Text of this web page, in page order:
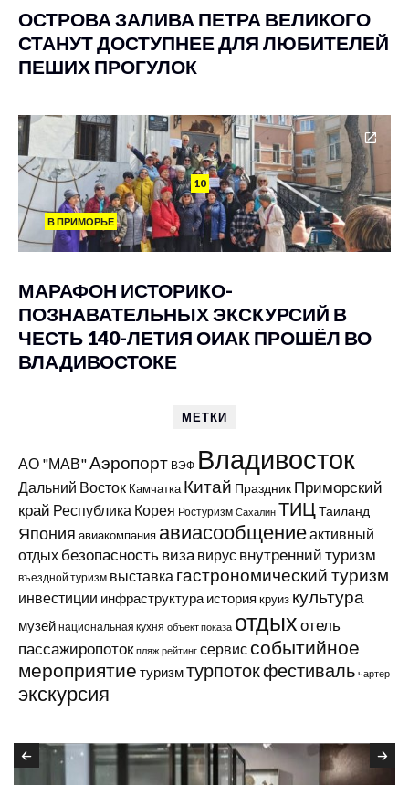
ОСТРОВА ЗАЛИВА ПЕТРА ВЕЛИКОГО
СТАНУТ ДОСТУПНЕЕ ДЛЯ ЛЮБИТЕЛЕЙ
ПЕШИХ ПРОГУЛОК
10
В ПРИМОРЬЕ
МАРАФОН ИСТОРИКО-
ПОЗНАВАТЕЛЬНЫХ ЭКСКУРСИЙ В
ЧЕСТЬ 140-ЛЕТИЯ ОИАК ПРОШЁЛ ВО
ВЛАДИВОСТОКЕ
МЕТКИ
АО "МАВ"Аэропорт ВЭФ Владивосток
Дальний Восток Камчатка Китай Праздник Приморский
край Республика Корея Ростуризм Сахалин ТИЦТаиланд
Япония авиакомпания авиасообщениеактивный
отдых безопасность виза вирус внутренний туризм
въездной туризм выставка гастрономический туризм
инвестиции инфраструктура история круиз культура
музей национальная кухня объект показа отдыхотель
пассажиропоток пляж рейтинг сервис событийное
мероприятие туризмтурпотокфестиваль чартер
экскурсия